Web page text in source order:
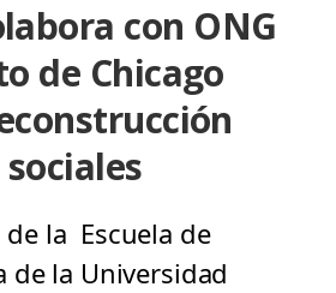
con ONG
de Chicago
la Escuela de
de la Universidad